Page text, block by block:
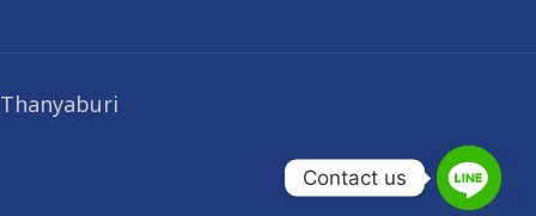
Contact us